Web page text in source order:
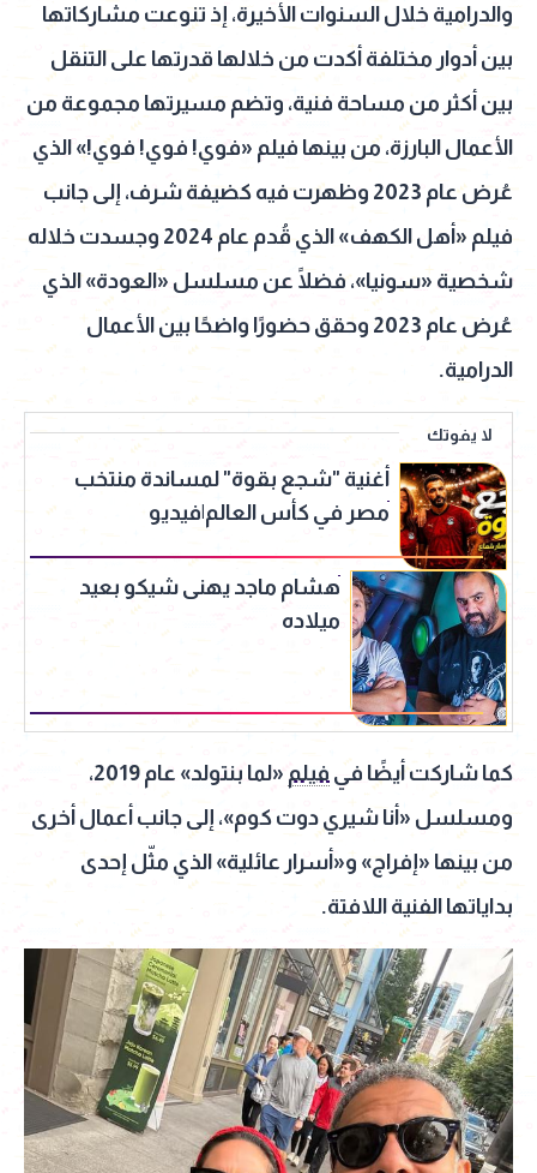
والدرامية خلال السنوات الأخيرة، إذ تنوعت مشاركاتها
بين أدوار مختلفة أكدت من خلالها قدرتها على التنقل
بين أكثر من مساحة فنية، وتضم مسيرتها مجموعة من
الأعمال البارزة، من بينها فيلم «فوي! فوي! فوي!» الذي
عُرض عام 2023 وظهرت فيه كضيفة شرف، إلى جانب
فيلم «أهل الكهف» الذي قُدم عام 2024 وجسدت خلاله
شخصية «سونيا»، فضلًا عن مسلسل «العودة» الذي
عُرض عام 2023 وحقق حضورًا واضحًا بين الأعمال
الدرامية.
لا يفوتك
أغنية "شجع بقوة" لمساندة منتخب
مصر في كأس العالم|فيديو
هشام ماجد يهنى شيكو بعيد
ميلاده
كما شاركت أيضًا في فيلم
«لما بنتولد» عام 2019،
ومسلسل «أنا شيري دوت كوم»، إلى جانب أعمال أخرى
من بينها «إفراج» و«أسرار عائلية» الذي مثّل إحدى
بداياتها الفنية اللافتة.